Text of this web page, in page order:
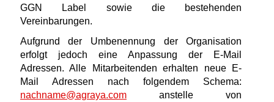
GGN Label sowie die bestehenden
Vereinbarungen.
Aufgrund der Umbenennung der Organisation
erfolgt jedoch eine Anpassung der E-Mail
Adressen. Alle Mitarbeitenden erhalten neue E-
Mail Adressen nach folgendem Schema:
nachname@agraya.comanstelle von